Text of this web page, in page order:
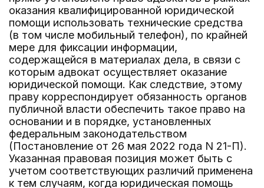
оказания квалифицированной юридической
помощи использовать технические средства
(в том числе мобильный телефон), по крайней
мере для фиксации информации,
содержащейся в материалах дела, в связи с
которым адвокат осуществляет оказание
юридической помощи. Как следствие, этому
праву корреспондирует обязанность органов
публичной власти обеспечить такое право на
основании и в порядке, установленных
федеральным законодательством
(Постановление от 26 мая 2022 года N 21-П).
Указанная правовая позиция может быть с
учетом соответствующих различий применена
к тем случаям, когда юридическая помощь